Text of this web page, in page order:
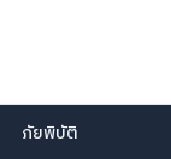
ภัยพิบัติ